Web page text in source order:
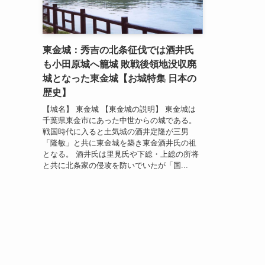
東金城：秀吉の北条征伐では酒井氏
も小田原城へ籠城 敗戦後領地没収廃
城となった東金城【お城特集 日本の
歴史】
【城名】 東金城 【東金城の説明】 東金城は
千葉県東金市にあった中世からの城である。
戦国時代に入ると土気城の酒井定隆が三男
「隆敏」と共に東金城を築き東金酒井氏の祖
となる。 酒井氏は里見氏や下総・上総の所将
と共に北条家の侵攻を防いでいたが「国...